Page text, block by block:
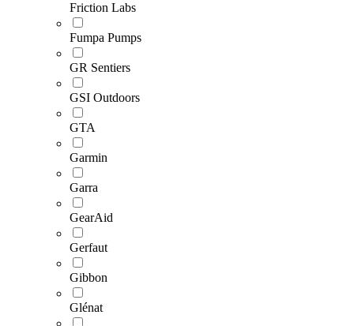
Friction Labs
Fumpa Pumps
GR Sentiers
GSI Outdoors
GTA
Garmin
Garra
GearAid
Gerfaut
Gibbon
Glénat